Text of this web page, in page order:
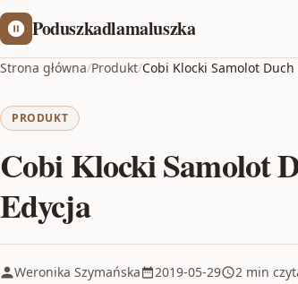
Poduszkadlamaluszka
Strona główna/Produkt/Cobi Klocki Samolot
PRODUKT
Cobi Klocki Samolot
Edycja
Weronika Szymańska 2019-05-29 2 min